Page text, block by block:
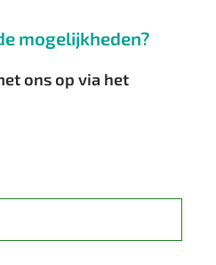
mogelijkheden?
ons op via het